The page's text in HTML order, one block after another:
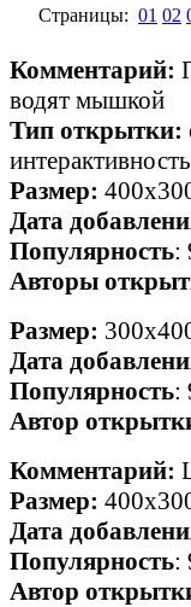
Страницы: 01 02
Комментарий:
водят мышкой
Тип открытки:
Размер:
Дата
Популярность:
Авторы
Размер:
Дата
Популярность:
Автор
Комментарий:
Размер:
Дата
Популярность:
Автор